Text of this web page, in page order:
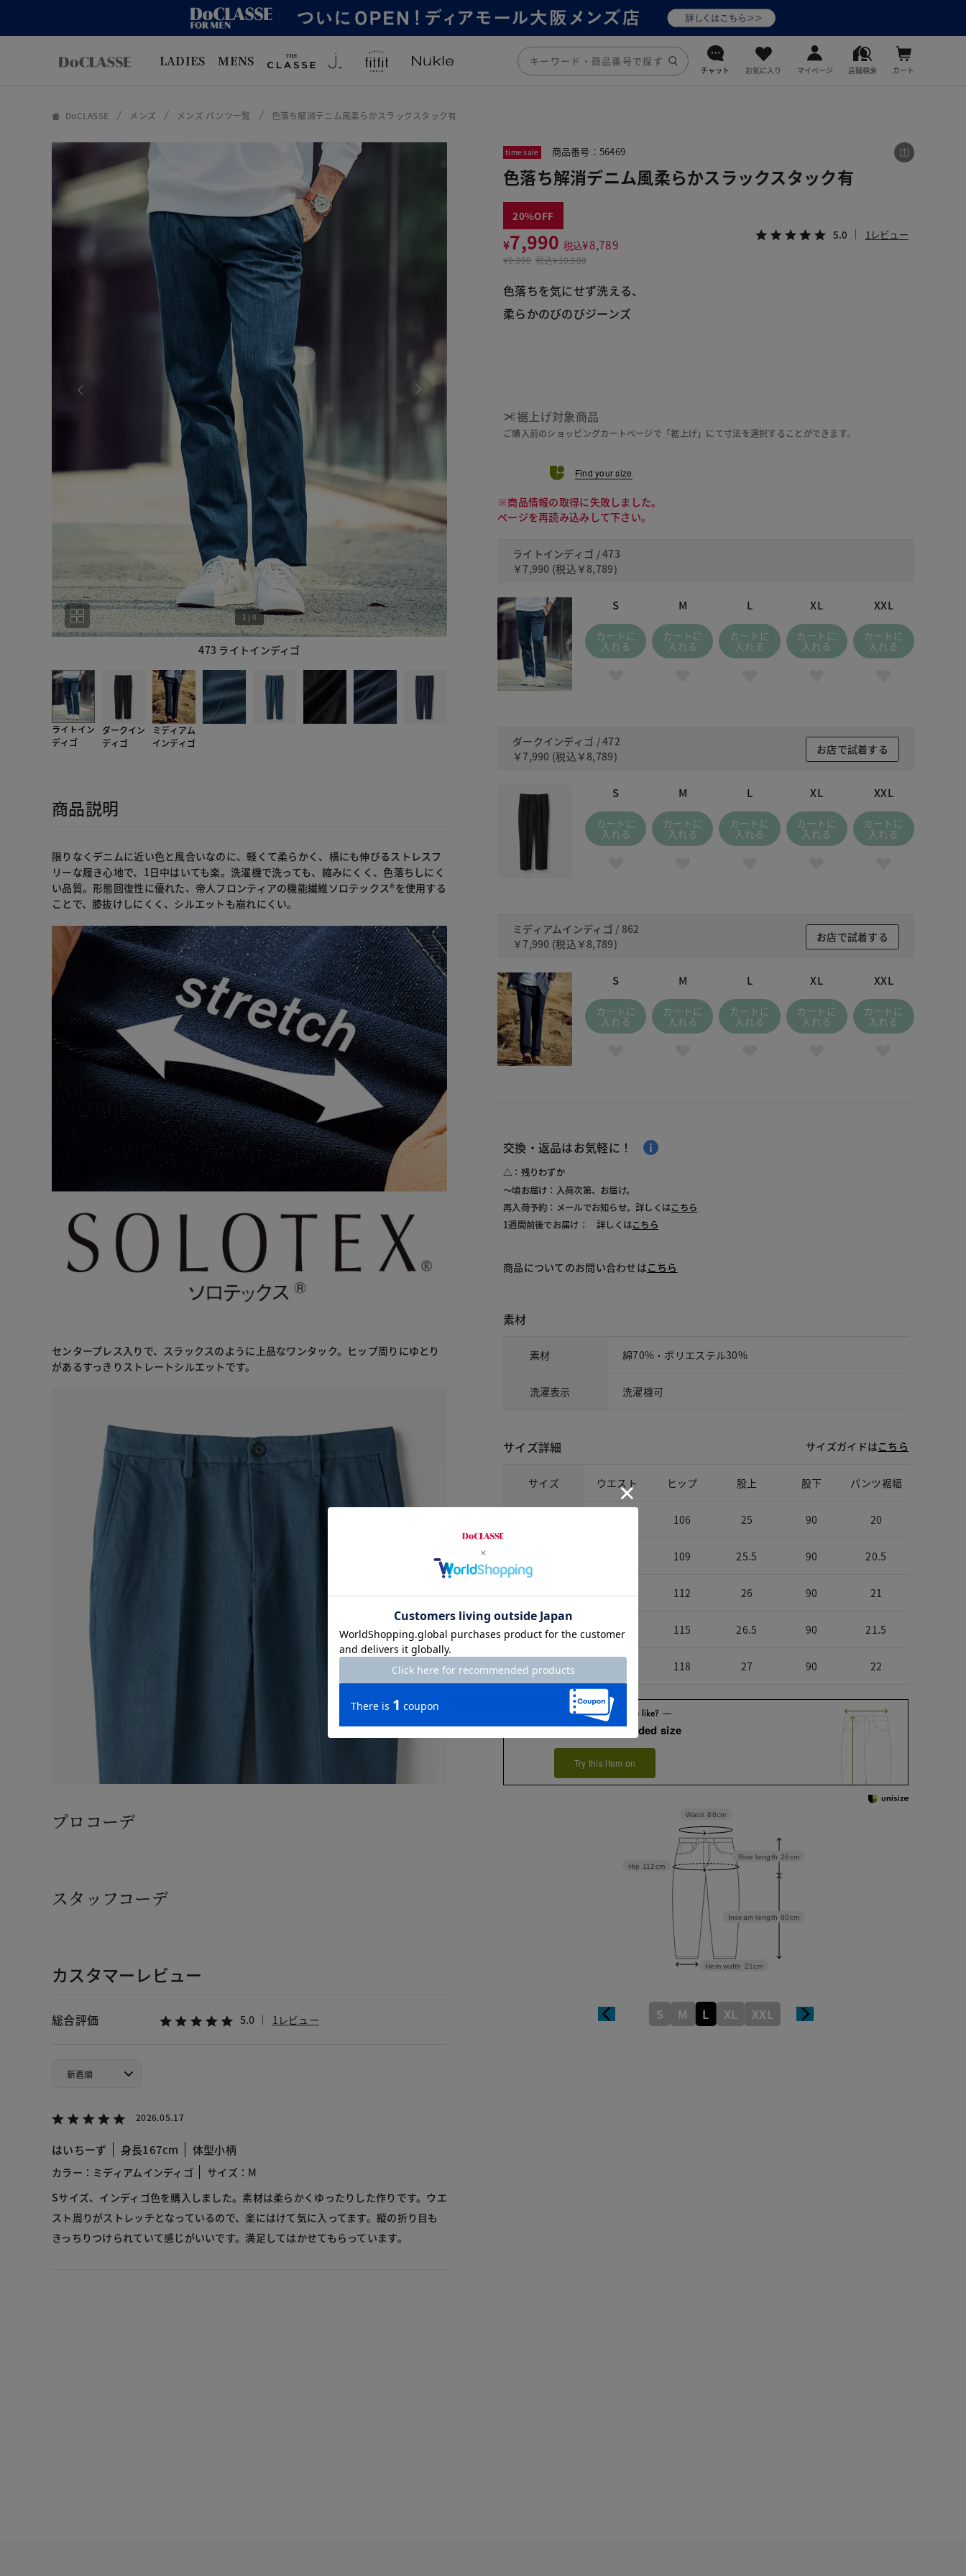
LADIES MENS
チャット お気に入り マイページ 店舗検索
fitfit
カート
DoCLASSE メンズ メンズ パンツ一覧 色落ち解消デニム風柔らかスラックスタック有
473 ライトインディゴ 472 ダークインディゴ
1 |8
ライトイン
ディゴ
ダークイン
ディゴ
ミディアム
インディゴ
商品説明
限りなくデニムに近い色と風合いなのに、軽くて柔らかく、横にも伸びるストレスフ
リーな履き心地で、1日中はいても楽。洗濯機で洗っても、縮みにくく、色落ちしにく
い品質。形態回復性に優れた、帝人フロンティアの機能繊維ソロテックス®を使用する
ことで、膝抜けしにくく、シルエットも崩れにくい。
センタープレス入りで、スラックスのように上品なワンタック。ヒップ周りにゆとり
があるすっきりストレートシルエットです。
プロコーデ
スタッフコーデ
カスタマーレビュー
総合評価 5.0 1レビュー
2026.05.17
はいちーず 身長167cm 体型小柄
カラー：ミディアムインディゴ
サイズ：M
Sサイズ、インディゴ色を購入しました。素材は柔らかくゆったりした作りです。ウエ
スト周りがストレッチとなっているので、楽にはけて気に入ってます。縦の折り目も
きっちりつけられていて感じがいいです。満足してはかせてもらっています。
time sale 商品番号：56469
色落ち解消デニム風柔らかスラックスタック有
20
¥7,990 税込¥8,789
¥9,990 税込¥10,989
5.0 1レビュー
色落ちを気にせず洗える、
柔らかのびのびジーンズ
裾上げ対象商品
ご購入前のショッピングカートページで「裾上げ」にて寸法を選択することができます。
Find your size
※商品情報の取得に失敗しました。
ページを再読み込みして下さい。
ライトインディゴ / 473
￥7,990 (税込 ￥8,789)
S
カートに
入れる
M
カートに
入れる
L
カートに
入れる
XL
カートに
入れる
XXL
カートに
入れる
ダークインディゴ / 472
￥7,990 (税込 ￥8,789)
お店で試着する
S
カートに
入れる
M
カートに
入れる
L
カートに
入れる
XL
カートに
入れる
XXL
カートに
入れる
ミディアムインディゴ / 862
￥7,990 (税込 ￥8,789)
お店で試着する
S
カートに
入れる
M
カートに
入れる
L
カートに
入れる
XL
カートに
入れる
XXL
カートに
入れる
交換・返品はお気軽に！
△：残りわずか
～頃お届け：入荷次第、お届け。
再入荷予約：メールでお知らせ。詳しくはこちら
1週間前後でお届け： 詳しくはこちら
商品についてのお問い合わせはこちら
素材
素材 綿70%・ポリエステル30%
洗濯表示 洗濯機可
サイズ詳細 サイズガイドはこちら
サイズ ウエスト ヒップ 股上 股下 パンツ裾幅
106 25 90 20
109 25.5 90 20.5
L 86 112 26 90 21
XL 90 115 26.5 90 21.5
XXL 118 27 90 22
Check the recommended size
Try this item on
Inseam length 90cm
Rise length 26cm
Hem width 21cm
Hip 112cm
Waist 86cm
S M L XL XXL